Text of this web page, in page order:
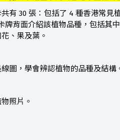
有 30 張：包括了 4 種香港常見
牌背面介紹該植物品種，包括其
、果及葉。
圖，學會辨認植物的品種及結構
照片。